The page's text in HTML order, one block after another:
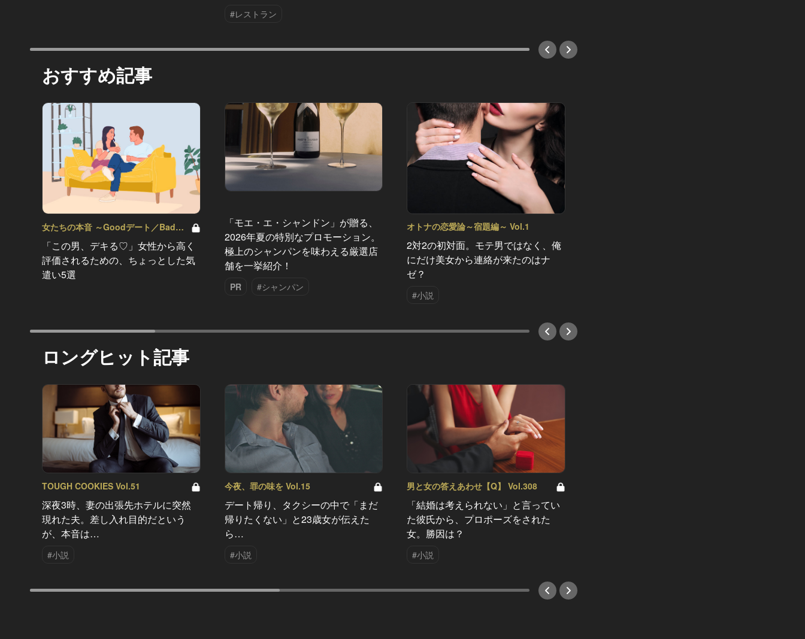
#レストラン
おすすめ記事
女たちの本音 ～Goodデート／Badデ
「この男、デキる♡」女性から高く
評価されるための、ちょっとした気
遣い5選
「モエ・エ・シャンドン」が贈る、
2026年夏の特別なプロモーション。
極上のシャンパンを味わえる厳選店
舗を一挙紹介！
PR #シャンパン
オトナの恋愛論～宿題編～ Vol.1
2対2の初対面。モテ男ではなく、俺
にだけ美女から連絡が来たのはナ
ゼ？
#小説
ロングヒット記事
TOUGH COOKIES Vol.51
深夜3時、妻の出張先ホテルに突然
現れた夫。差し入れ目的だという
が、本音は…
#小説
今夜、罪の味を Vol.15
デート帰り、タクシーの中で「まだ
帰りたくない」と23歳女が伝えた
ら…
#小説
男と女の答えあわせ【Q】 Vol.308
「結婚は考えられない」と言ってい
た彼氏から、プロポーズをされた
女。勝因は？
#小説